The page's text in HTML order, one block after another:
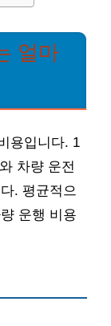
얼마
용입니다. 1
차량 운전
. 평균적으
운행 비용